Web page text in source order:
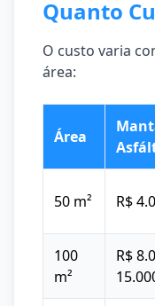
Quanto
O custo varia
área:
Área
50 m² R$
100
m²
R$